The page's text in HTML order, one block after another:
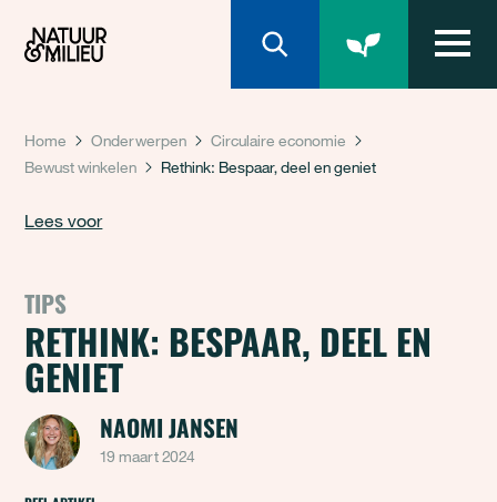
Home Onderwerpen
Circulaire economie
Bewust winkelen
Rethink: Bespaar, deel en geniet
Lees voor
TIPS
RETHINK: BESPAAR, DEEL EN
GENIET
NAOMI JANSEN
19 maart 2024